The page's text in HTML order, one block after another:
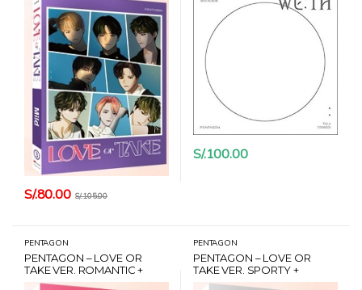
S/.80.00 S/.105.00
S/.100.00
PENTAGON
PENTAGON – LOVE OR
TAKE VER. ROMANTIC +
POSTER + CARD HANTEO
PENTAGON
PENTAGON – LOVE OR
TAKE VER. SPORTY +
POSTER + CARD HANTEO